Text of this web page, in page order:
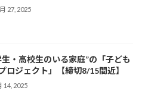
27, 2025
生・高校生のいる家庭”の「子ども
ロジェクト」【締切8/15間近】
14, 2025